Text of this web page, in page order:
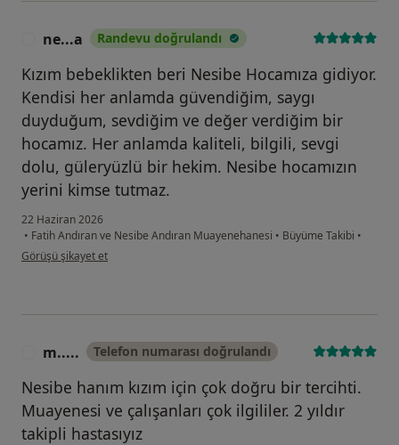
ne...a Randevu doğrulandı
Kızım bebeklikten beri Nesibe Hocamıza gidiyor.
Kendisi her anlamda güvendiğim, saygı
duyduğum, sevdiğim ve değer verdiğim bir
hocamız. Her anlamda kaliteli, bilgili, sevgi
dolu, güleryüzlü bir hekim. Nesibe hocamızın
yerini kimse tutmaz.
22 Haziran 2026
• Fatih Andıran ve Nesibe Andıran Muayenehanesi • Büyüme Takibi •
kullanıcının görüşüne göre ne...a
Görüşü şikayet et
m..... Telefon numarası doğrulandı
Nesibe hanım kızım için çok doğru bir tercihti.
Muayenesi ve çalışanları çok ilgililer. 2 yıldır
takipli hastasıyız